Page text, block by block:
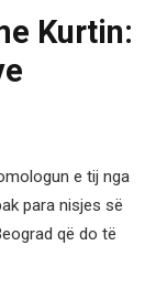
Kurtin:
e tij nga
para nisjes së
që do të